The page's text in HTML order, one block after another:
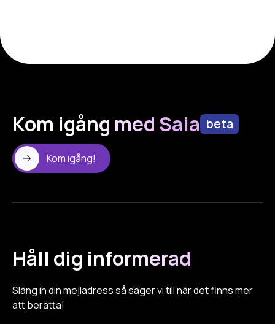
Kom igång med Saia beta
Kom igång!
Håll dig informerad
Släng in din mejladress så säger vi till när det finns mer
att berätta!